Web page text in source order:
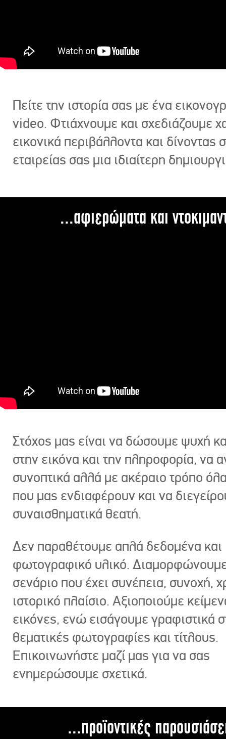
Πείτε την ιστορία σας με ένα
video. Φτιάχνουμε και σχεδιάζουμε
εικονικά περιβάλλοντα και δίνοντας
εταιρείας σας μια ιδιαίτερη
...αφιερώματα και
Στόχος μας είναι να δώσουμε ψυχή
στην εικόνα και την πληροφορία, να
συνοπτικά αλλά με ακέραιο τρόπο
που μας ενδιαφέρουν και να
συναισθηματικά θεατή.
Δεν παραθέτουμε απλά δεδομένα και
φωτογραφικό υλικό.
σενάριο που έχει συνέπεια, συνοχή,
ιστορικό πλαίσιο. Αξιοποιούμε
εικόνες, ενώ εισάγουμε γραφιστικά
θεματικές φωτογραφίες και τίτλους.
Επικοινωνήστε μαζί μας για να σας
ενημερώσουμε σχετικά.
...προϊοντικές